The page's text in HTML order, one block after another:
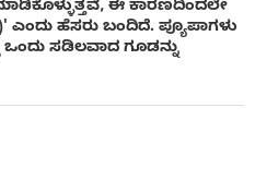
ಈ ಕಾರಣದಿಂದಲೇ
ಹೆಸರು ಬಂದಿದೆ. ಪ್ಯೂಪಾಗಳು
ಸಡಿಲವಾದ ಗೂಡನ್ನು